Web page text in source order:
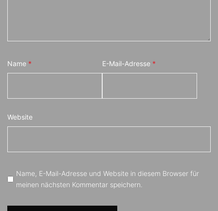
Name * E-Mail-Adresse *
Website
Name, E-Mail-Adresse und Website in diesem Browser für
meinen nächsten Kommentar speichern.